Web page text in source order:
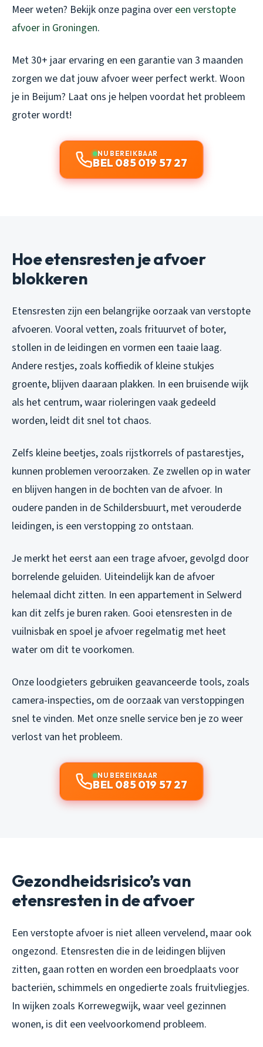
Meer weten? Bekijk onze pagina over een verstopte
afvoer in Groningen.
Met 30+ jaar ervaring en een garantie van 3 maanden
zorgen we dat jouw afvoer weer perfect werkt. Woon
je in Beijum? Laat ons je helpen voordat het probleem
groter wordt!
NU BEREIKBAAR
BEL 085 019 57 27
Hoe etensresten je afvoer
blokkeren
Etensresten zijn een belangrijke oorzaak van verstopte
afvoeren. Vooral vetten, zoals frituurvet of boter,
stollen in de leidingen en vormen een taaie laag.
Andere restjes, zoals koffiedik of kleine stukjes
groente, blijven daaraan plakken. In een bruisende wijk
als het centrum, waar rioleringen vaak gedeeld
worden, leidt dit snel tot chaos.
Zelfs kleine beetjes, zoals rijstkorrels of pastarestjes,
kunnen problemen veroorzaken. Ze zwellen op in water
en blijven hangen in de bochten van de afvoer. In
oudere panden in de Schildersbuurt, met verouderde
leidingen, is een verstopping zo ontstaan.
Je merkt het eerst aan een trage afvoer, gevolgd door
borrelende geluiden. Uiteindelijk kan de afvoer
helemaal dicht zitten. In een appartement in Selwerd
kan dit zelfs je buren raken. Gooi etensresten in de
vuilnisbak en spoel je afvoer regelmatig met heet
water om dit te voorkomen.
Onze loodgieters gebruiken geavanceerde tools, zoals
camera-inspecties, om de oorzaak van verstoppingen
snel te vinden. Met onze snelle service ben je zo weer
verlost van het probleem.
NU BEREIKBAAR
BEL 085 019 57 27
Gezondheidsrisico’s van
etensresten in de afvoer
Een verstopte afvoer is niet alleen vervelend, maar ook
ongezond. Etensresten die in de leidingen blijven
zitten, gaan rotten en worden een broedplaats voor
bacteriën, schimmels en ongedierte zoals fruitvliegjes.
In wijken zoals Korrewegwijk, waar veel gezinnen
wonen, is dit een veelvoorkomend probleem.